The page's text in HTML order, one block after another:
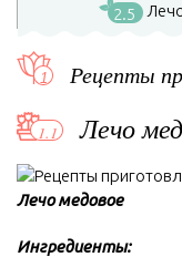
2.5
Рецепты
Лечо
Лечо медовое
Ингредиенты: